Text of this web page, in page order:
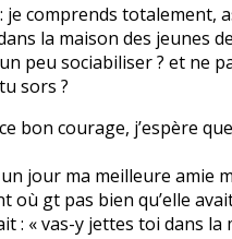
je comprends totalement,
la maison des jeunes
peu sociabiliser ? et ne
sors ?
bon courage, j’espère
jour ma meilleure amie
où gt pas bien qu’elle
: « vas-y jettes toi dans